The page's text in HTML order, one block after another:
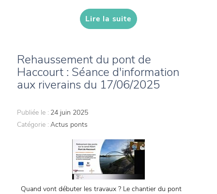
Lire la suite
Rehaussement du pont de
Haccourt : Séance d'information
aux riverains du 17/06/2025
Publiée le : 24 juin 2025
Catégorie : Actus ponts
Quand vont débuter les travaux ? Le chantier du pont